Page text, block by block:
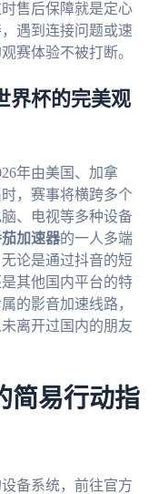
售后保障就是定心
遇到连接问题或速
赛体验不被打断。
界杯的完美观
年由美国、加拿
，赛事将横跨多个
、电视等多种设备
加速器的一人多端
论是通过抖音的短
其他国内平台的特
的影音加速线路，
离开过国内的朋友
简易行动指
备系统，前往官方